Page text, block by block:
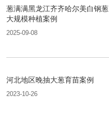
葱满满黑龙江齐齐哈尔美白钢葱
大规模种植案例
2025-09-08
河北地区晚抽大葱育苗案例
2023-10-26